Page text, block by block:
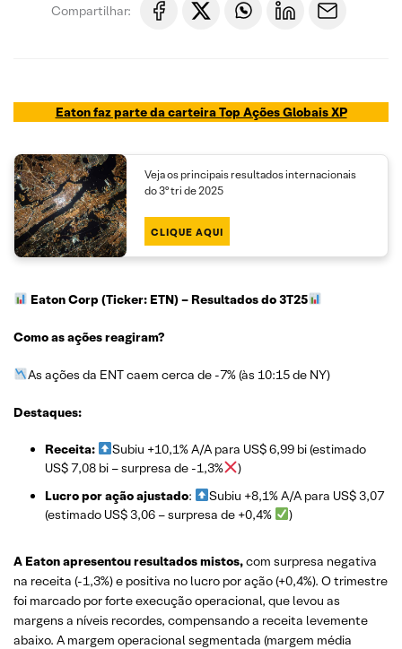
Compartilhar:
Eaton faz parte da carteira Top Ações Globais XP
Veja os principais resultados internacionais
do 3º tri de 2025
CLIQUE AQUI
Eaton Corp (Ticker: ETN)– Resultados do 3T25
Como as ações reagiram?
As ações da ENT caem cerca de -7% (às 10:15 de NY)
Destaques:
Receita:
Subiu +10,1% A/A para US$ 6,99 bi (estimado
US$ 7,08 bi – surpresa de -1,3%
)
Lucro por ação ajustado:
Subiu +8,1% A/A para US$ 3,07
(estimado US$ 3,06 – surpresa de +0,4%
)
A Eaton apresentou resultados mistos,com surpresa negativa
na receita (-1,3%) e positiva no lucro por ação (+0,4%). O trimestre
foi marcado por forte execução operacional, que levou as
margens a níveis recordes, compensando a receita levemente
abaixo. A margem operacional segmentada (margem média